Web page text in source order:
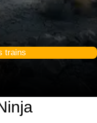
trains